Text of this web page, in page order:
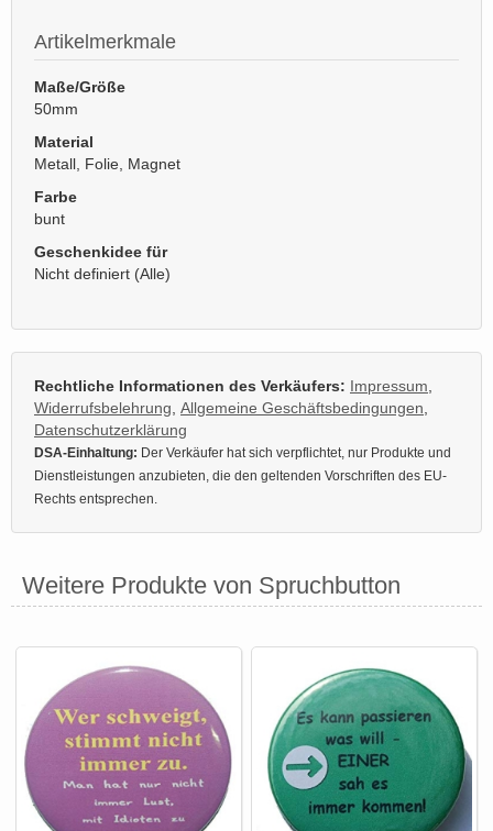
Artikelmerkmale
Maße/Größe
50mm
Material
Metall, Folie, Magnet
Farbe
bunt
Geschenkidee für
Nicht definiert (Alle)
Rechtliche Informationen des Verkäufers: Impressum
Widerrufsbelehrung Allgemeine Geschäftsbedingungen
Datenschutzerklärung
DSA-Einhaltung: Der Verkäufer hat sich verpflichtet, nur Produkte und
Dienstleistungen anzubieten, die den geltenden Vorschriften des EU-
Rechts entsprechen.
Weitere Produkte von Spruchbutton